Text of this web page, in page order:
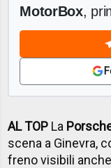
MotorBox,
AL TOP La
scena a Ginevra,
freno visibili